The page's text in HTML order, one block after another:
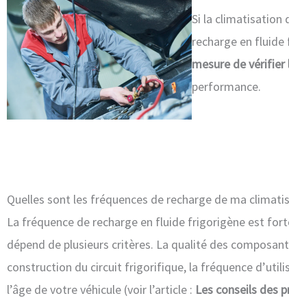
Si la climatisation
recharge en fluide
mesure de vérifier
performance.
Quelles sont les fréquences de recharge de ma
La fréquence de recharge en fluide frigorigène est
dépend de plusieurs critères. La qualité des
construction du circuit frigorifique, la fréquence
l’âge de votre véhicule (voir l’article : Les conseils des